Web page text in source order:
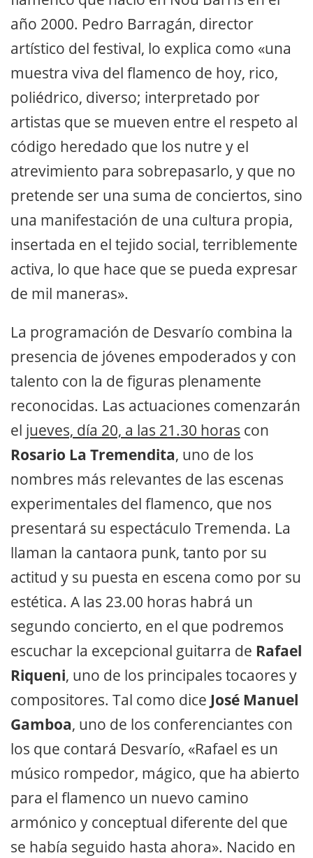
año 2000. Pedro Barragán, director
artístico del festival, lo explica como «una
muestra viva del flamenco de hoy, rico,
poliédrico, diverso; interpretado por
artistas que se mueven entre el respeto al
código heredado que los nutre y el
atrevimiento para sobrepasarlo, y que no
pretende ser una suma de conciertos, sino
una manifestación de una cultura propia,
insertada en el tejido social, terriblemente
activa, lo que hace que se pueda expresar
de mil maneras».
La programación de Desvarío combina la
presencia de jóvenes empoderados y con
talento con la de figuras plenamente
reconocidas. Las actuaciones comenzarán
el jueves, día 20, a las 21.30 horas con
Rosario La Tremendita, uno de los
nombres más relevantes de las escenas
experimentales del flamenco, que nos
presentará su espectáculo Tremenda. La
llaman la cantaora punk, tanto por su
actitud y su puesta en escena como por su
estética. A las 23.00 horas habrá un
segundo concierto, en el que podremos
escuchar la excepcional guitarra de Rafael
Riqueni, uno de los principales tocaores y
compositores. Tal como dice José Manuel
Gamboa, uno de los conferenciantes con
los que contará Desvarío, «Rafael es un
músico rompedor, mágico, que ha abierto
para el flamenco un nuevo camino
armónico y conceptual diferente del que
se había seguido hasta ahora». Nacido en